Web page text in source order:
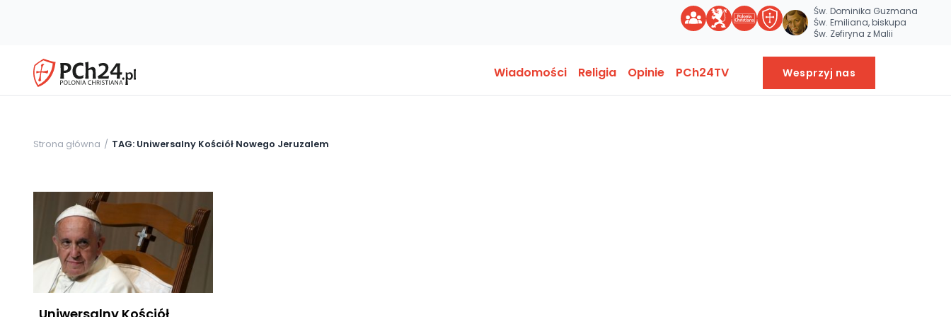
Św. Dominika Guzmana
Św. Emiliana, biskupa
Św. Zefiryna z Malii
Wiadomości Religia Opinie PCh24TV Wesprzyj nas
Strona główna TAG: Uniwersalny Kościół Nowego Jeruzalem